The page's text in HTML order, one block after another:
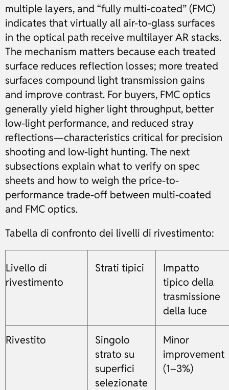
multiple layers, and “fully multi-coated” (FMC)
indicates that virtually all air-to-glass surfaces
in the optical path receive multilayer AR stacks.
The mechanism matters because each treated
surface reduces reflection losses; more treated
surfaces compound light transmission gains
and improve contrast. For buyers, FMC optics
generally yield higher light throughput, better
low-light performance, and reduced stray
reflections—characteristics critical for precision
shooting and low-light hunting. The next
subsections explain what to verify on spec
sheets and how to weigh the price-to-
performance trade-off between multi-coated
and FMC optics.
Tabella di confronto dei livelli di rivestimento:
Livello di
rivestimento
Strati tipici
Impatto
tipico della
trasmissione
della luce
Rivestito
Singolo
strato su
superfici
selezionate
Minor
improvement
(1–3%)